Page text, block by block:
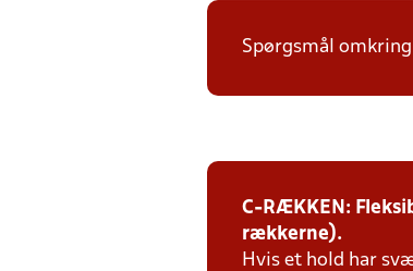
Spørgsmål
C-RÆKKEN:
rækkerne).
Hvis et hold har